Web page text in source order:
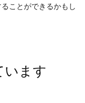
ことができるかもし
います